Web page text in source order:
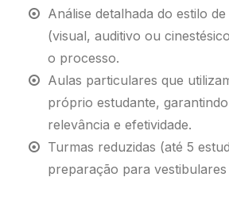
Análise detalhada do estilo
(visual, auditivo ou
o processo.
Aulas particulares que
próprio estudante,
relevância e efetividade.
Turmas reduzidas (até 5
preparação para vestibulares